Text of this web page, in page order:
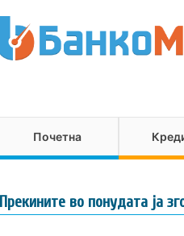
Почетна
Прекините во понудата ја